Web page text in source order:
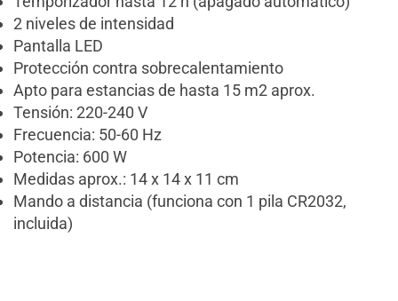
2 niveles de intensidad
Pantalla LED
Protección contra sobrecalentamiento
Apto para estancias de hasta 15 m2 aprox.
Tensión: 220-240 V
Frecuencia: 50-60 Hz
Potencia: 600 W
Medidas aprox.: 14 x 14 x 11 cm
Mando a distancia (funciona con 1 pila CR2032,
incluida)